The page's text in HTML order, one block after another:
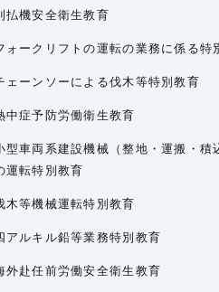
払機安全衛生教育
ォークリフトの運転の業務に係る特
ェーンソーによる伐木等特別教育
中症予防労働衛生教育
型車両系建設機械（整地・運搬・積
運転特別教育
木等機械運転特別教育
アルキル鉛等業務特別教育
外赴任前労働安全衛生教育